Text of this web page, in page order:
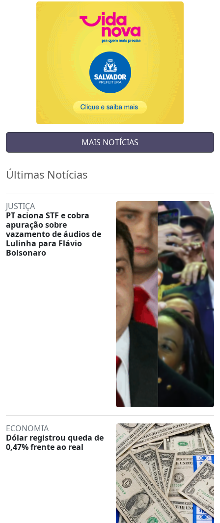
MAIS NOTÍCIAS
Últimas Notícias
JUSTIÇA
PT aciona STF e cobra
apuração sobre
vazamento de áudios de
Lulinha para Flávio
Bolsonaro
ECONOMIA
Dólar registrou queda de
0,47% frente ao real